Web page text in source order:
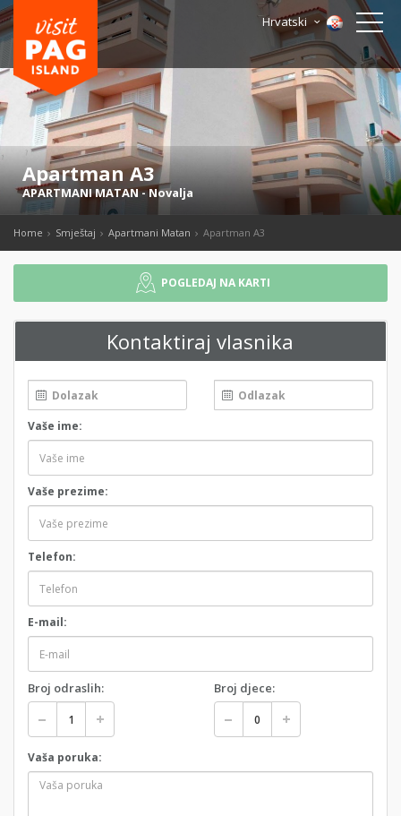
Hrvatski
Apartman A3
APARTMANI MATAN-Novalja
Home Smještaj Apartmani Matan Apartman A3
POGLEDAJ NA KARTI
Kontaktiraj vlasnika
Vaše ime:
Vaše prezime:
Telefon:
E-mail:
Broj odraslih: Broj djece:
Vaša poruka: